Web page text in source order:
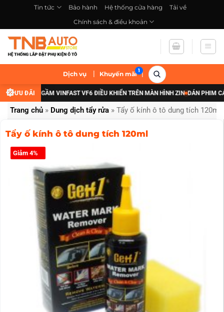
nội
dung
Tin tức Bảo hành Hệ thống cửa hàng
Tải về
Chính sách & điều khoản
Dịch vụ | Khuyến mãi |
ƯU ĐÃI
ĐÈN GẦM VINFAST VF6 ĐIỀU KHIỂN TRÊN MÀN HÌNH ZIN DÁN PHIM CÁCH
Trang chủ » Dung dịch tẩy rửa » Tẩy ố kính ô tô dung tích 120ml
Tẩy ố kính ô tô dung tích 120ml
Giảm 4%